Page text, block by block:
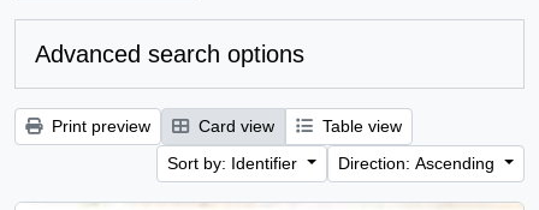
Advanced search options
Print preview Card view
Table view
Sort by: Identifier
Direction: Ascending